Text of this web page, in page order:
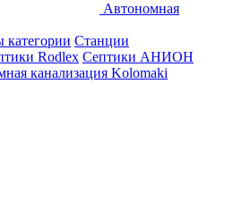
Автономная
категории Станции
Rodlex Септики АНИОН
канализация Kolomaki